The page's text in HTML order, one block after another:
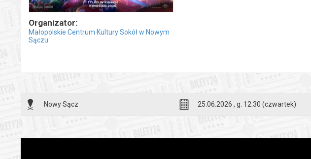
Organizator:
Małopolskie Centrum Kultury Sokół w Nowym
Sączu
Nowy Sącz 25.06.2026 , g. 12:30 (czwartek)